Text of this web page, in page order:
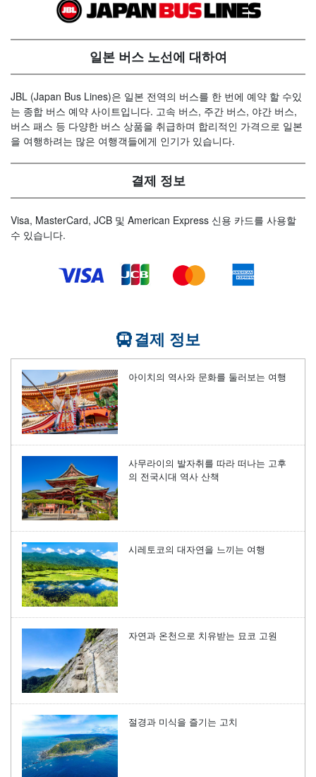
일본 버스 노선에 대하여
JBL (Japan Bus Lines)은 일본 전역의 버스를 한 번에 예약 할 수있
는 종합 버스 예약 사이트입니다. 고속 버스, 주간 버스, 야간 버스,
버스 패스 등 다양한 버스 상품을 취급하며 합리적인 가격으로 일본
을 여행하려는 많은 여행객들에게 인기가 있습니다.
결제 정보
Visa, MasterCard, JCB 및 American Express 신용 카드를 사용할
수 있습니다.
결제 정보
아이치의 역사와 문화를 둘러보는 여행
사무라이의 발자취를 따라 떠나는 고후
의 전국시대 역사 산책
시레토코의 대자연을 느끼는 여행
자연과 온천으로 치유받는 묘코 고원
절경과 미식을 즐기는 고치